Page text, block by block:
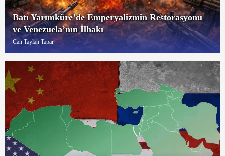
Batı Yarımküre’de Emperyalizmin Restorasyonu
ve Venezuela’nın İlhakı
Can Taylan Tapar